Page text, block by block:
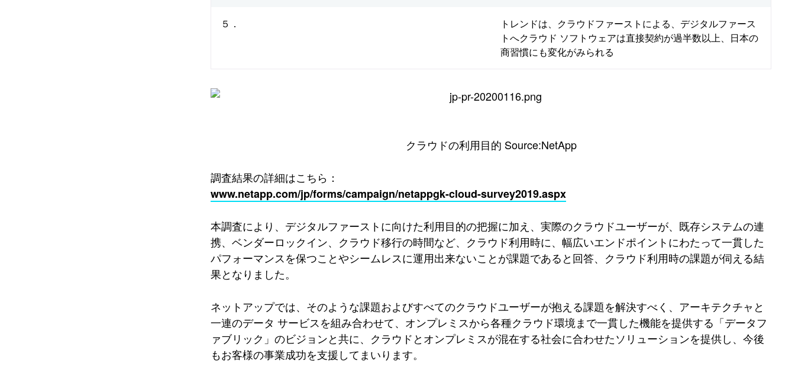
５．
トレンドは、クラウドファーストによる、デジタルファース
トへクラウド ソフトウェアは直接契約が過半数以上、日本の
商習慣にも変化がみられる
クラウドの利用目的 Source:NetApp
調査結果の詳細はこちら：
www.netapp.com/jp/forms/campaign/netappgk-cloud-survey2019.aspx
本調査により、デジタルファーストに向けた利用目的の把握に加え、実際のクラウドユーザーが、既存システムの連
携、ベンダーロックイン、クラウド移行の時間など、クラウド利用時に、幅広いエンドポイントにわたって一貫した
パフォーマンスを保つことやシームレスに運用出来ないことが課題であると回答、クラウド利用時の課題が伺える結
果となりました。
ネットアップでは、そのような課題およびすべてのクラウドユーザーが抱える課題を解決すべく、アーキテクチャと
一連のデータ サービスを組み合わせて、オンプレミスから各種クラウド環境まで一貫した機能を提供する「データフ
ァブリック」のビジョンと共に、クラウドとオンプレミスが混在する社会に合わせたソリューションを提供し、今後
もお客様の事業成功を支援してまいります。